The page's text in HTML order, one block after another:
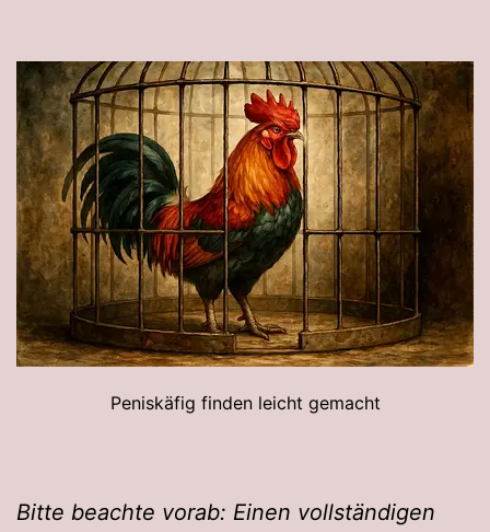
Peniskäfig finden leicht gemacht
Bitte beachte vorab: Einen vollständigen